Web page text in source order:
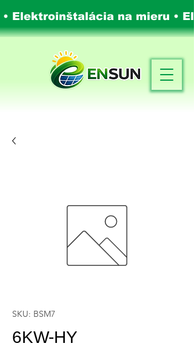
Elektroinštalácia na mieru •
SKU: BSM7
6KW-HY